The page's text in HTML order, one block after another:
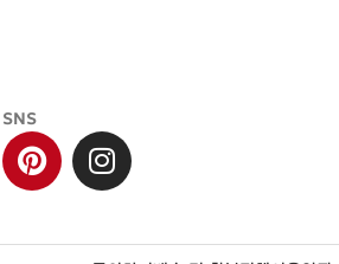
SNS